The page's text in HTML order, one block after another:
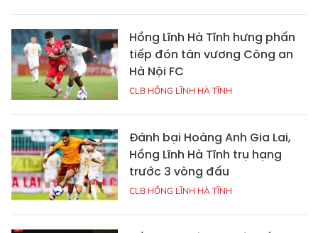
Hồng Lĩnh Hà Tĩnh hưng phấn
tiếp đón tân vương Công an
Hà Nội FC
CLB HỒNG LĨNH HÀ TĨNH
Đánh bại Hoàng Anh Gia Lai,
Hồng Lĩnh Hà Tĩnh trụ hạng
trước 3 vòng đấu
CLB HỒNG LĨNH HÀ TĨNH